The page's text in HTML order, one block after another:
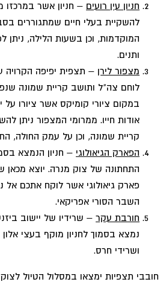
חניון עין רועים – חניון אשר
להשקיית בעלי חיים שמתגוררים
המוקדמות, וכן בשעות הלילה, ניתן
ותנים.
מצפור לירן – תצפית יפיפה הקרויה
לוחם צה"ל ותושב קריית שמונה
במקום ציורי קומיקס אשר ציורו על
אודות חייו. ממרומי המצפור ניתן
קריית שמונה, וכן על עמק החולה,
הפארק הגיאולוגי – חניון הנמצא
התחתונה של צוק מנרה. יוצא מכאן
פארק גיאולוגי אשר לוקח אתכם אל
השבר הסורי אפריקאי.
חורבת עקר – שרידיו של יישוב
נמצא בסמוך לחניון מוקף בעצי
ושרידי חרס.
חובבי תצפיות ימצאו במסלול הטיול